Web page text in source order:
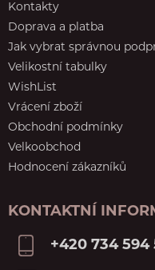
Kontakty
Doprava a platba
Jak vybrat správnou
Velikostní tabulky
WishList
Vrácení zboží
Obchodní podmínky
Velkoobchod
Hodnocení zákazníků
KONTAKTNÍ
+420 734 594